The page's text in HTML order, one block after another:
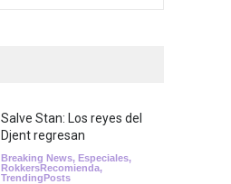
Salve Stan: Los reyes del
Djent regresan
Breaking News, Especiales,
RokkersRecomienda,
TrendingPosts